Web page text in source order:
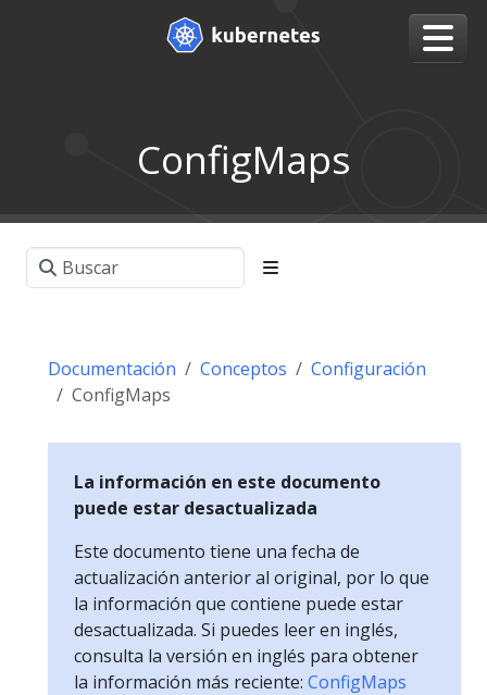
ConfigMaps
Documentación Conceptos
Configuración
ConfigMaps
La información en este documento
puede estar desactualizada
Este documento tiene una fecha de
actualización anterior al original, por lo que
la información que contiene puede estar
desactualizada. Si puedes leer en inglés,
consulta la versión en inglés para obtener
la información más reciente: ConfigMaps